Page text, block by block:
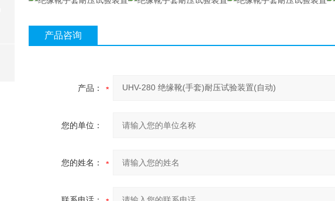
产品咨询
产品：
您的单位：
您的姓名：